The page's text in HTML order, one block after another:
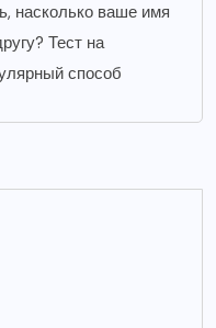
насколько ваше имя
Тест на
способ